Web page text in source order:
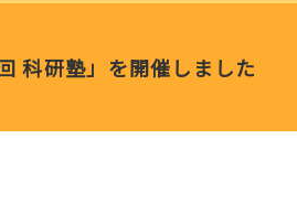
科研塾」を開催しました